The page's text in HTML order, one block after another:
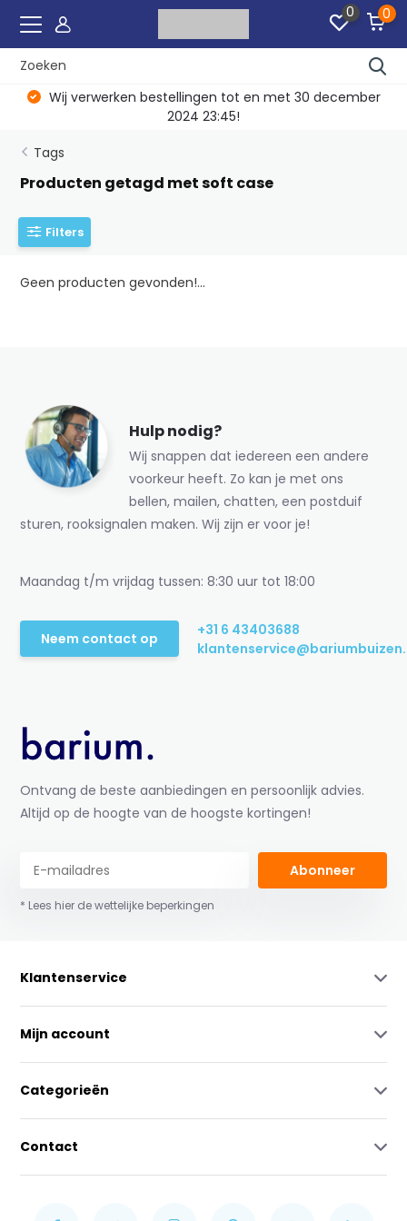
0 0
Wij verwerken bestellingen tot en met 30 december
2024 23:45!
Tags
Producten getagd met soft case
Filters
Geen producten gevonden!...
Hulp nodig?
Wij snappen dat iedereen een andere
voorkeur heeft. Zo kan je met ons
bellen, mailen, chatten, een postduif
sturen, rooksignalen maken. Wij zijn er voor je!
Maandag t/m vrijdag tussen: 8:30 uur tot 18:00
Neem contact op
+31 6 43403688
Ontvang de beste aanbiedingen en persoonlijk advies.
Altijd op de hoogte van de hoogste kortingen!
Abonneer
* Lees hier de wettelijke beperkingen
Klantenservice
Mijn account
Categorieën
Contact